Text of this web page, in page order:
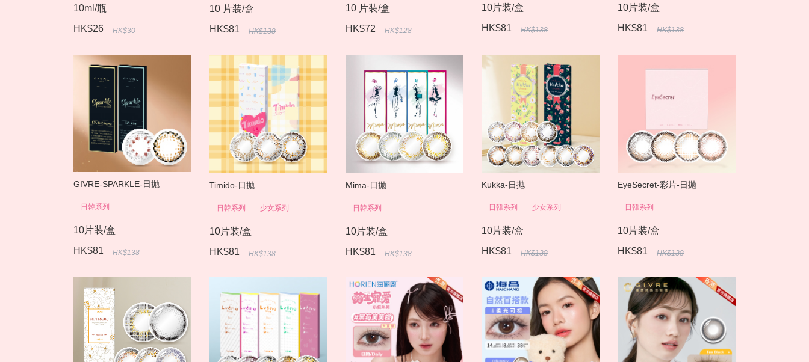
10ml/瓶
HK$26
HK$30
10 片装/盒
HK$81
HK$138
10 片装/盒
HK$72
HK$128
10片装/盒
HK$81
HK$138
10片装/盒
HK$81
HK$138
GIVRE-SPARKLE-日抛
日韓系列
10片装/盒
HK$81
HK$138
Timido-日抛
日韓系列 少女系列
10片装/盒
HK$81
HK$138
Mima-日抛
日韓系列
10片装/盒
HK$81
HK$138
Kukka-日抛
日韓系列 少女系列
10片装/盒
HK$81
HK$138
EyeSecret-彩片-日抛
日韓系列
10片装/盒
HK$81
HK$138